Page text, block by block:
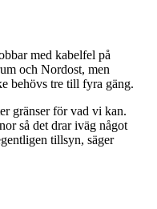
med kabelfel på
och Nordost, men
behövs tre till fyra gäng.
gränser för vad vi kan.
så det drar iväg något
tillsyn, säger